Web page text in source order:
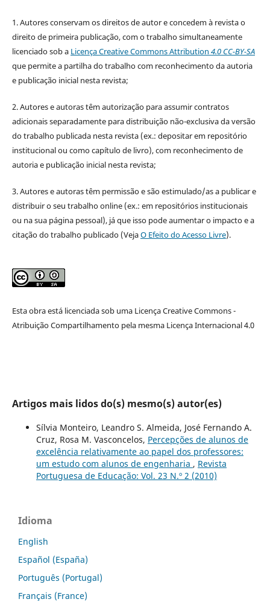
1. Autores conservam os direitos de autor e concedem à revista o
direito de primeira publicação, com o trabalho simultaneamente
licenciado sob a Licença Creative Commons Attribution 4.0 CC-BY-SA
que permite a partilha do trabalho com reconhecimento da autoria
e publicação inicial nesta revista;
2. Autores e autoras têm autorização para assumir contratos
adicionais separadamente para distribuição não-exclusiva da versão
do trabalho publicada nesta revista (ex.: depositar em repositório
institucional ou como capítulo de livro), com reconhecimento de
autoria e publicação inicial nesta revista;
3. Autores e autoras têm permissão e são estimulado/as a publicar e
distribuir o seu trabalho online (ex.: em repositórios institucionais
ou na sua página pessoal), já que isso pode aumentar o impacto e a
citação do trabalho publicado (VejaO Efeito do Acesso Livre).
Esta obra está licenciada sob uma Licença Creative Commons -
Atribuição Compartilhamento pela mesma Licença Internacional 4.0
Artigos mais lidos do(s) mesmo(s) autor(es)
Sílvia Monteiro, Leandro S. Almeida, José Fernando A.
Cruz, Rosa M. Vasconcelos, Percepções de alunos de
excelência relativamente ao papel dos professores:
um estudo com alunos de engenharia , Revista
Portuguesa de Educação: Vol. 23 N.º 2 (2010)
Idioma
English
Español (España)
Português (Portugal)
Français (France)